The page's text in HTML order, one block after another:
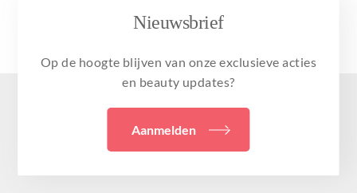
Nieuwsbrief
Op de hoogte blijven van onze exclusieve acties
en beauty updates?
Aanmelden